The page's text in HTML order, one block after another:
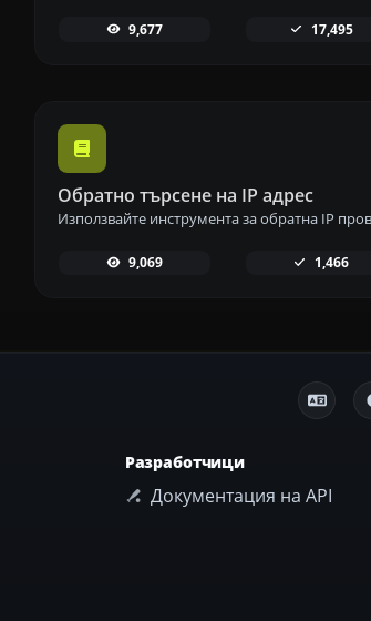
9,677 17,495
Обратно търсене на IP адрес
9,069 1,466
Разработчици
Документация на API